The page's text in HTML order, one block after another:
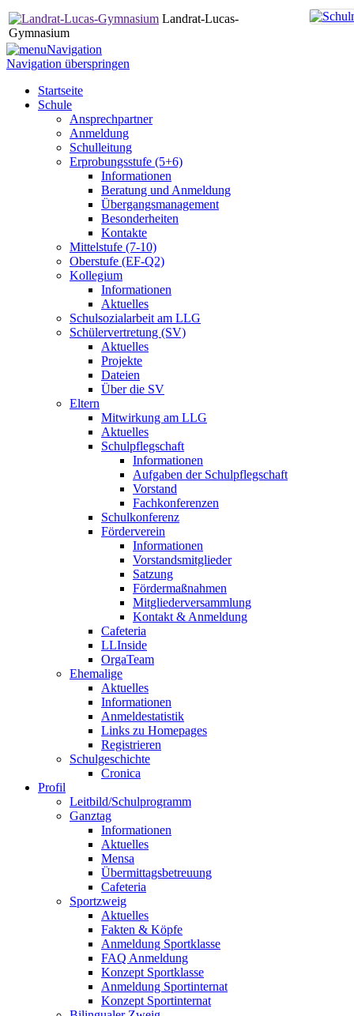
Landrat-Lucas-
Gymnasium
Navigation
Navigation überspringen
Startseite
Schule
Ansprechpartner
Anmeldung
Schulleitung
Erprobungsstufe (5+6)
Informationen
Beratung und Anmeldung
Übergangsmanagement
Besonderheiten
Kontakte
Mittelstufe (7-10)
Oberstufe (EF-Q2)
Kollegium
Informationen
Aktuelles
Schulsozialarbeit am LLG
Schülervertretung (SV)
Aktuelles
Projekte
Dateien
Über die SV
Eltern
Mitwirkung am LLG
Aktuelles
Schulpflegschaft
Informationen
Aufgaben der Schulpflegschaft
Vorstand
Fachkonferenzen
Schulkonferenz
Förderverein
Informationen
Vorstandsmitglieder
Satzung
Fördermaßnahmen
Mitgliederversammlung
Kontakt & Anmeldung
Cafeteria
LLInside
OrgaTeam
Ehemalige
Aktuelles
Informationen
Anmeldestatistik
Links zu Homepages
Registrieren
Schulgeschichte
Cronica
Profil
Leitbild/Schulprogramm
Ganztag
Informationen
Aktuelles
Mensa
Übermittagsbetreuung
Cafeteria
Sportzweig
Aktuelles
Fakten & Köpfe
Anmeldung Sportklasse
FAQ Anmeldung
Konzept Sportklasse
Anmeldung Sportinternat
Konzept Sportinternat